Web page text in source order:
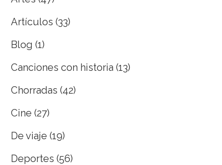
Artículos (33)
Blog (1)
Canciones con historia (13)
Chorradas (42)
Cine (27)
De viaje (19)
Deportes (56)